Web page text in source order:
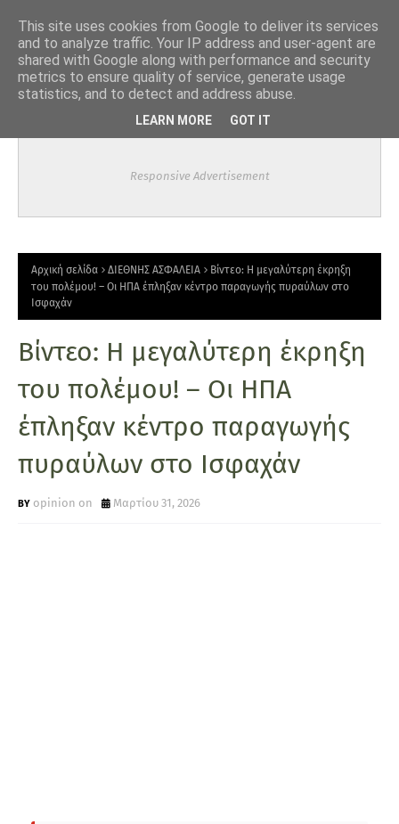
Responsive Advertisement
Αρχική σελίδα ΔΙΕΘΝΗΣ ΑΣΦΑΛΕΙΑ
Bίντεο: Η μεγαλύτερη έκρηξη
του πολέμου! – Οι ΗΠΑ έπληξαν κέντρο παραγωγής πυραύλων στο
Ισφαχάν
Bίντεο: Η μεγαλύτερη έκρηξη
του πολέμου! – Οι ΗΠΑ
έπληξαν κέντρο παραγωγής
πυραύλων στο Ισφαχάν
opinion on Μαρτίου 31, 2026
This site uses cookies from Google to deliver its services
and to analyze traffic. Your IP address and user-agent are
shared with Google along with performance and security
metrics to ensure quality of service, generate usage
statistics, and to detect and address abuse.
LEARN MORE GOT IT